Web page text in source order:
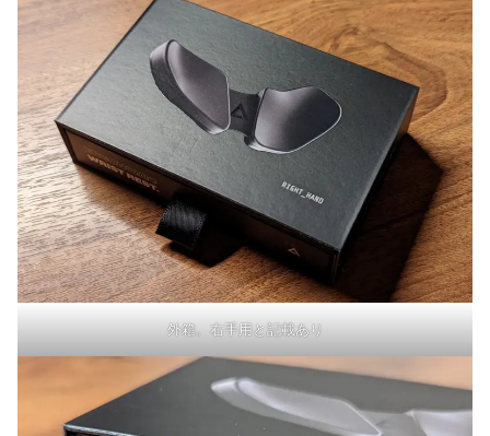
外箱。右手用と記載あり